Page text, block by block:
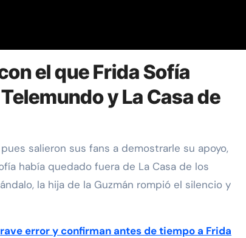
el que Frida Sofía
y La Casa de
salieron sus fans a demostrarle su apoyo,
había quedado fuera de La Casa de los
la hija de la Guzmán rompió el silencio y
error y confirman antes de tiempo a Frida